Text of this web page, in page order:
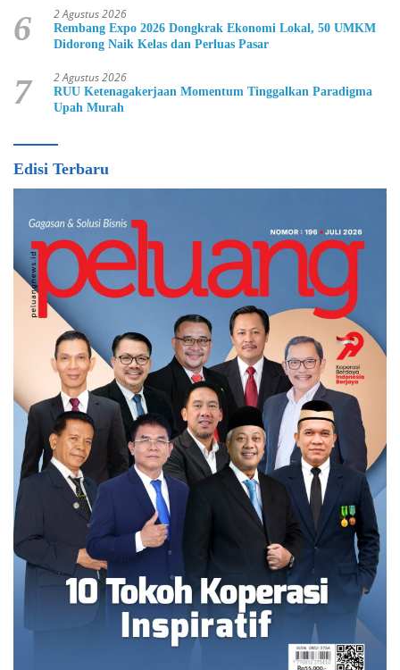
6 2 Agustus 2026
Rembang Expo 2026 Dongkrak Ekonomi Lokal, 50 UMKM
Didorong Naik Kelas dan Perluas Pasar
7 2 Agustus 2026
RUU Ketenagakerjaan Momentum Tinggalkan Paradigma
Upah Murah
Edisi Terbaru